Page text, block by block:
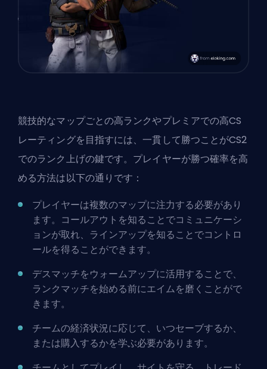
競技的なマップごとの高ランクやプレミアでの高CS
レーティングを目指すには、一貫して勝つことがCS2
でのランク上げの鍵です。プレイヤーが勝つ確率を高
める方法は以下の通りです：
プレイヤーは複数のマップに注力する必要があり
ます。コールアウトを知ることでコミュニケーシ
ョンが取れ、ラインアップを知ることでコントロ
ールを得ることができます。
デスマッチをウォームアップに活用することで、
ランクマッチを始める前にエイムを磨くことがで
きます。
チームの経済状況に応じて、いつセーブするか、
または購入するかを学ぶ必要があります。